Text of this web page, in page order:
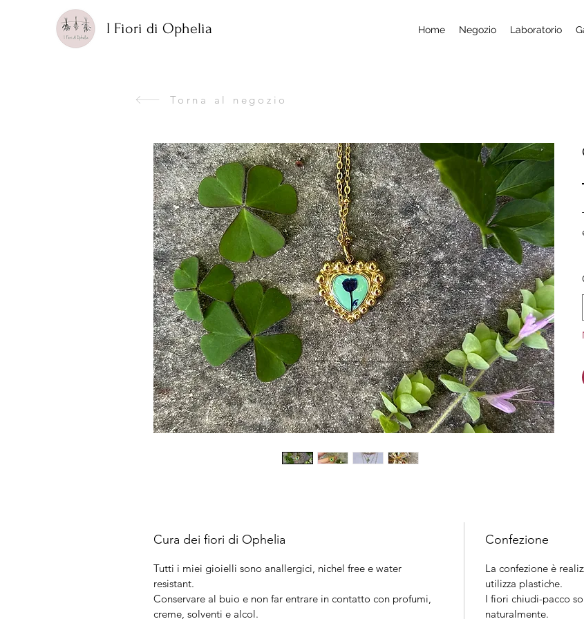
I Fiori di Ophelia Home Negozio Laboratorio
Torna al negozio
Cura dei fiori di Ophelia
Tutti i miei gioielli sono anallergici, nichel free e water
resistant.
Conservare al buio e non far entrare in contatto con profumi,
creme, solventi e alcol.
Confezione
La confezione è
utilizza plastiche.
I fiori chiudi-pacco
naturalmente.